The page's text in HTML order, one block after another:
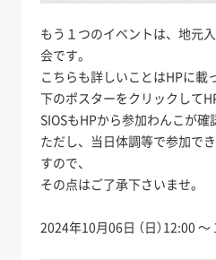
もう１つのイベントは、地元
会です。
こちらも詳しいことはHPに載
下のポスターをクリックして
SIOSもHPから参加わんこが確
ただし、当日体調等で参加で
すので、
その点はご了承下さいませ。
2024年10月06日 （日）12:00 ～